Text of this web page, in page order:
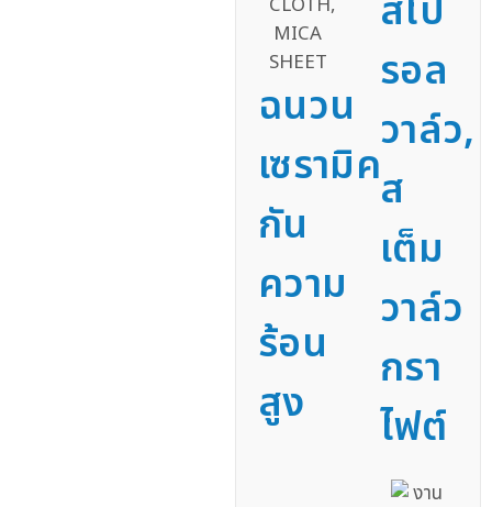
ฉนวน
เซรามิค
กัน
ความ
ร้อน
สูง
สไป
รอล
วาล์ว,
ส
เต็ม
วาล์ว
กรา
ไฟต์